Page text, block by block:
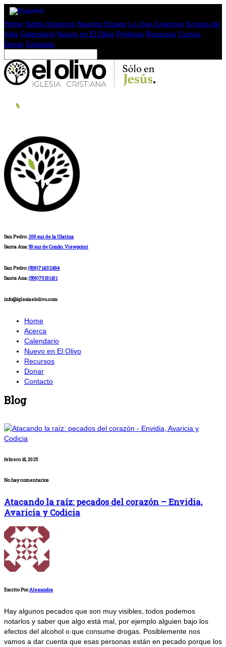
Home Sobre Nosotros Nuestro Equipo Lo Que Creemos Grupos de
Vida Calendario Nuevo en El Olivo Prédicas Recursos Cursos
Donar Contacto
San Pedro: 200 sur de la Ulatina
Santa Ana:50 sur de Condo. Viewpoint
San Pedro:(506)71432494
Santa Ana:(506)70191101
info@iglesiaelolivo.com
Home
Acerca
Calendario
Nuevo en El Olivo
Recursos
Donar
Contacto
Blog
febrero 16, 2025
No hay comentarios
Atacando la raíz: pecados del corazón – Envidia,
Avaricia y Codicia
Escrito Por:Alexandra
Hay algunos pecados que son muy visibles, todos podemos
notarlos y saber que algo está mal, por ejemplo alguien bajo los
efectos del alcohol o que consume drogas. Posiblemente nos
vamos a dar cuenta que esas personas están en pecado porque los